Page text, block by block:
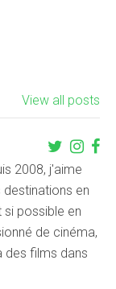
View all posts
2008, j'aime
en
possible en
de cinéma,
des films dans